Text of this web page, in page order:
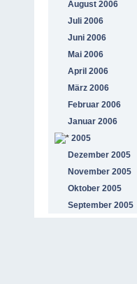
August 2006
Juli 2006
Juni 2006
Mai 2006
April 2006
März 2006
Februar 2006
Januar 2006
2005
Dezember 2005
November 2005
Oktober 2005
September 2005